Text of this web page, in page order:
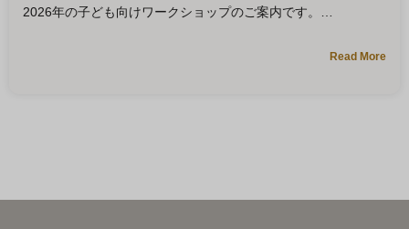
2026年の子ども向けワークショップのご案内です。
Read More